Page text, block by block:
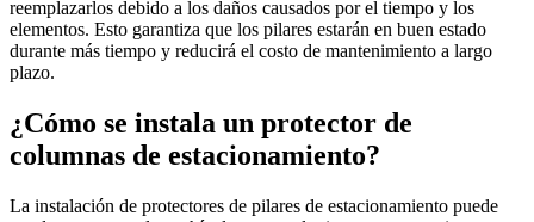
reemplazarlos debido a los daños causados ​​por el tiempo y los
elementos. Esto garantiza que los pilares estarán en buen estado
durante más tiempo y reducirá el costo de mantenimiento a largo
plazo.
¿Cómo se instala un protector de
columnas de estacionamiento?
La instalación de protectores de pilares de estacionamiento puede